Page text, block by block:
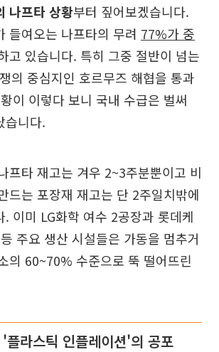
나프타 상황부터 짚어보겠습니다.
들여오는 나프타의 무려 77%가 중
고 있습니다. 특히 그중 절반이 넘는
의 중심지인 호르무즈 해협을 통과
이 이렇다 보니 국내 수급은 벌써
습니다.
프타 재고는 겨우 2~3주분뿐이고 비
드는 포장재 재고는 단 2주일치밖에
. 이미 LG화학 여수 2공장과 롯데케
주요 생산 시설들은 가동을 멈추거
의 60~70% 수준으로 뚝 떨어뜨린
플라스틱 인플레이션'의 공포